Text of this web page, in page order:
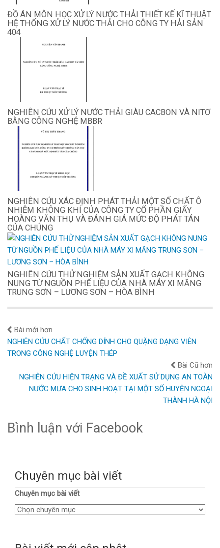
ĐỒ ÁN MÔN HỌC XỬ LÝ NƯỚC THẢI THIẾT KẾ KĨ THUẬT
HỆ THỐNG XỬ LÝ NƯỚC THẢI CHO CÔNG TY HẢI SẢN
404
NGHIÊN CỨU XỬ LÝ NƯỚC THẢI GIÀU CACBON VÀ NITƠ
BẰNG CÔNG NGHỆ MBBR
NGHIÊN CỨU XÁC ĐỊNH PHÁT THẢI MỘT SỐ CHẤT Ô
NHIỄM KHÔNG KHÍ CỦA CÔNG TY CỔ PHẦN GIẤY
HOÀNG VĂN THỤ VÀ ĐÁNH GIÁ MỨC ĐỘ PHÁT TÁN
CỦA CHÚNG
NGHIÊN CỨU THỬ NGHIỆM SẢN XUẤT GẠCH KHÔNG
NUNG TỪ NGUỒN PHẾ LIỆU CỦA NHÀ MÁY XI MĂNG
TRUNG SƠN – LƯƠNG SƠN – HÒA BÌNH
Bài mới hơn
NGHIÊN CỨU CHẤT CHỐNG DÍNH CHO QUẶNG DẠNG VIÊN
TRONG CÔNG NGHỆ LUYỆN THÉP
Bài Cũ hơn
NGHIÊN CỨU HIỆN TRẠNG VÀ ĐỀ XUẤT SỬ DỤNG AN TOÀN
NƯỚC MƯA CHO SINH HOẠT TẠI MỘT SỐ HUYỆN NGOẠI
THÀNH HÀ NỘI
Bình luận với Facebook
Chuyên mục bài viết
Chuyên mục bài viết